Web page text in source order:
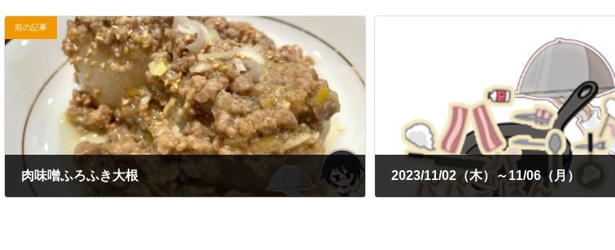
前の記事
肉味噌ふろふき大根 2023/11/02（木）～11/06（月）